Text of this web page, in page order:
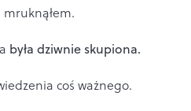
mruknąłem.
była dziwnie skupiona.
coś ważnego.